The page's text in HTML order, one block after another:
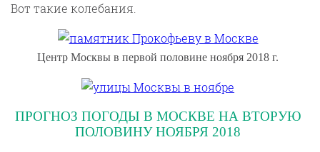
Вот такие колебания.
Центр Москвы в первой половине ноября 2018 г.
ПРОГНОЗ ПОГОДЫ В МОСКВЕ НА ВТОРУЮ
ПОЛОВИНУ НОЯБРЯ 2018